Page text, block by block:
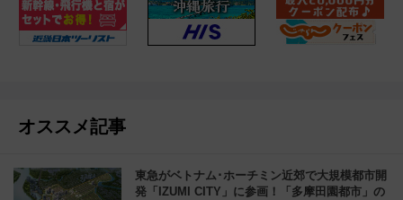
オススメ記事
東急がベトナム･ホーチミン近郊で大規模都市開
発「IZUMI CITY」に参画！「多摩田園都市」の